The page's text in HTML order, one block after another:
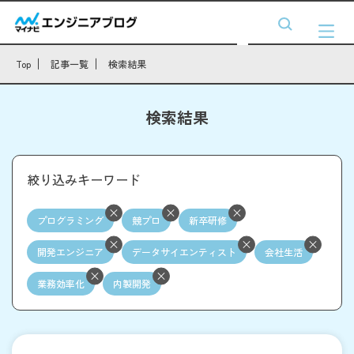
Top 記事一覧 検索結果
検索結果
絞り込みキーワード
プログラミング 競プロ 新卒研修
開発エンジニア データサイエンティスト 会社生活
業務効率化 内製開発